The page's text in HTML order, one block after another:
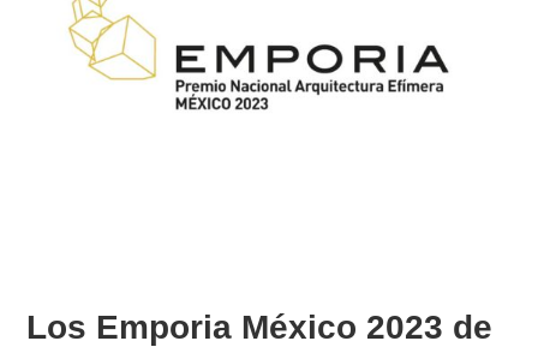
Los Emporia México 2023 de